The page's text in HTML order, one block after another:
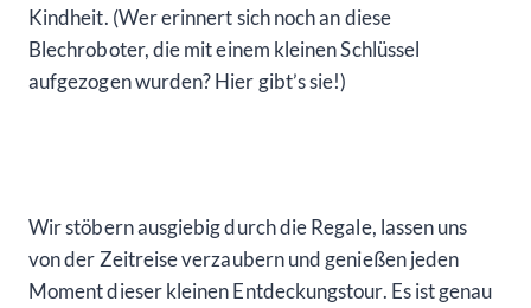
Kindheit. (Wer erinnert sich noch an diese
Blechroboter, die mit einem kleinen Schlüssel
aufgezogen wurden? Hier gibt’s sie!)
Wir stöbern ausgiebig durch die Regale, lassen uns
von der Zeitreise verzaubern und genießen jeden
Moment dieser kleinen Entdeckungstour. Es ist genau